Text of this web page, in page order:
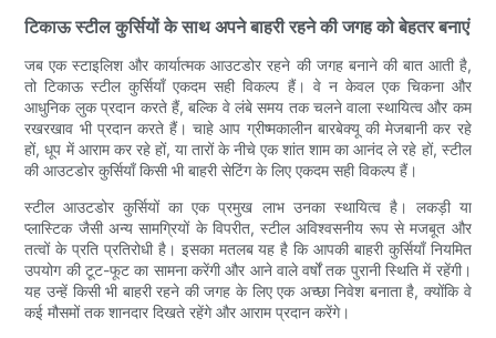
टिकाऊ स्टील कुर्सियों के साथ अपने बाहरी रहने की जगह को बेहतर बनाएं
जब एक स्टाइलिश और कार्यात्मक आउटडोर रहने की जगह बनाने की बात आती है,
तो टिकाऊ स्टील कुर्सियाँ एकदम सही विकल्प हैं। वे न केवल एक चिकना और
आधुनिक लुक प्रदान करते हैं, बल्कि वे लंबे समय तक चलने वाला स्थायित्व और कम
रखरखाव भी प्रदान करते हैं। चाहे आप ग्रीष्मकालीन बारबेक्यू की मेजबानी कर रहे
हों, धूप में आराम कर रहे हों, या तारों के नीचे एक शांत शाम का आनंद ले रहे हों, स्टील
की आउटडोर कुर्सियाँ किसी भी बाहरी सेटिंग के लिए एकदम सही विकल्प हैं।
स्टील आउटडोर कुर्सियों का एक प्रमुख लाभ उनका स्थायित्व है। लकड़ी या
प्लास्टिक जैसी अन्य सामग्रियों के विपरीत, स्टील अविश्वसनीय रूप से मजबूत और
तत्वों के प्रति प्रतिरोधी है। इसका मतलब यह है कि आपकी बाहरी कुर्सियाँ नियमित
उपयोग की टूट-फूट का सामना करेंगी और आने वाले वर्षों तक पुरानी स्थिति में रहेंगी।
यह उन्हें किसी भी बाहरी रहने की जगह के लिए एक अच्छा निवेश बनाता है, क्योंकि वे
कई मौसमों तक शानदार दिखते रहेंगे और आराम प्रदान करेंगे।